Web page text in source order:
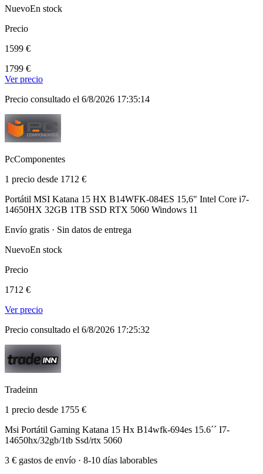
NuevoEn stock
Precio
1599 €
1799 €
Ver precio
Precio consultado el 6/8/2026 17:35:14
PcComponentes
1 precio desde 1712 €
Portátil MSI Katana 15 HX B14WFK-084ES 15,6" Intel Core i7-
14650HX 32GB 1TB SSD RTX 5060 Windows 11
Envío gratis · Sin datos de entrega
NuevoEn stock
Precio
1712 €
Ver precio
Precio consultado el 6/8/2026 17:25:32
Tradeinn
1 precio desde 1755 €
Msi Portátil Gaming Katana 15 Hx B14wfk-694es 15.6´´ I7-
14650hx/32gb/1tb Ssd/rtx 5060
3 € gastos de envío · 8-10 días laborables